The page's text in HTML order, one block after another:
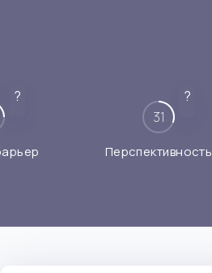
?
?
31
Перспективность